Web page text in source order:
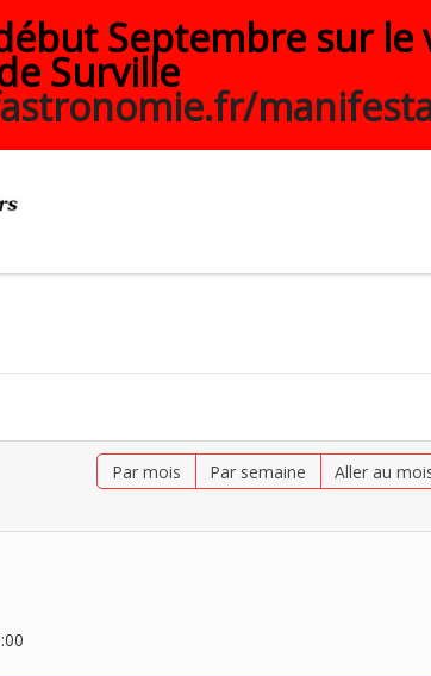
Septembre sur le
Surville
Par mois Par semaine Aller au